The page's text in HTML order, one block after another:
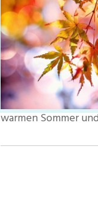
warmen Sommer